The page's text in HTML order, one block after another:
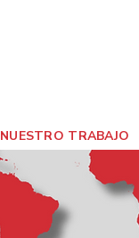
NUESTRO TRABAJO